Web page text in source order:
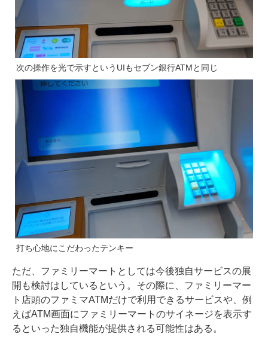
次の操作を光で示すというUIもセブン銀行ATMと同じ
打ち心地にこだわったテンキー
ただ、ファミリーマートとしては今後独自サービスの展
開も検討はしているという。その際に、ファミリーマー
ト店頭のファミマATMだけで利用できるサービスや、例
えばATM画面にファミリーマートのサイネージを表示す
るといった独自機能が提供される可能性はある。